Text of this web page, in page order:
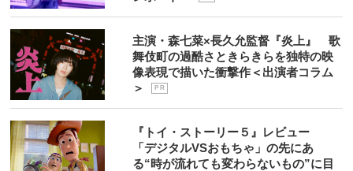
主演・森七菜×長久允監督『炎上』 歌
舞伎町の過酷さときらきらを独特の映
像表現で描いた衝撃作＜出演者コラム
＞
P R
『トイ・ストーリー５』レビュー
「デジタルVSおもちゃ」の先にあ
る“時が流れても変わらないもの”に目